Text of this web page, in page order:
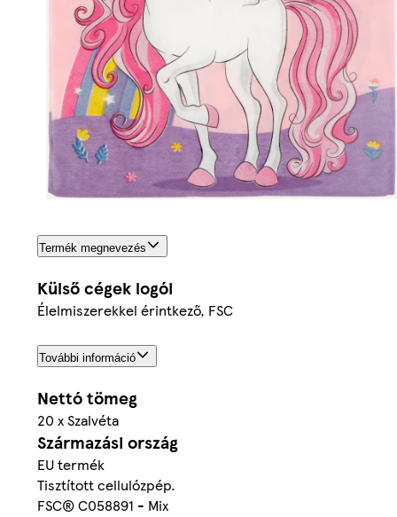
Termék megnevezés
Külső cégek logói
Élelmiszerekkel érintkező, FSC
További információ
Nettó tömeg
20 x Szalvéta
Származási ország
EU termék
Tisztított cellulózpép.
FSC® C058891 - Mix